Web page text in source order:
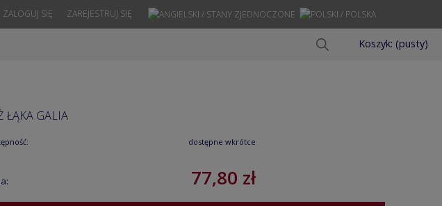
ZAREJESTRUJ SIĘ
ZALOGUJ SIĘ
Koszyk: (pusty)
ŁĄKA GALIA
dostępne wkrótce
77,80 zł